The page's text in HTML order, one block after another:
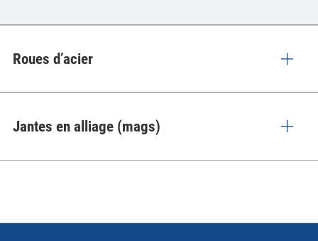
Roues d’acier
Jantes en alliage (mags)